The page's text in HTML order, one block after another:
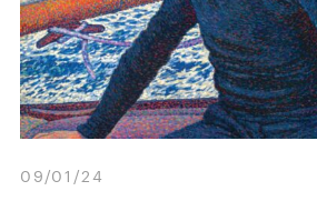
09/01/24